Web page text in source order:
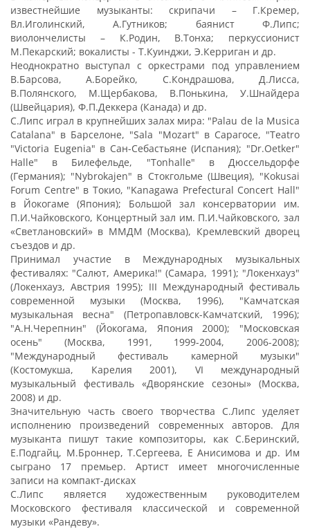
известнейшие музыканты: скрипачи – Г.Кремер,
Вл.Иголинский, А.Гутников; баянист Ф.Липс;
виолончелисты – К.Родин, В.Тонха; перкуссионист
М.Пекарский; вокалисты - Т.Куинджи, Э.Керриган и др.
Неоднократно выступал с оркестрами под управлением
В.Барсова, А.Борейко, С.Кондрашова, Д.Лисса,
В.Полянского, М.Щербакова, В.Понькина, У.Шнайдера
(Швейцария), Ф.П.Деккера (Канада) и др.
С.Липс играл в крупнейших залах мира: "Palau de la Musica
Catalana" в Барселоне, "Sala "Mozart" в Сарагосе, "Teatro
"Victoria Eugenia" в Сан-Себастьяне (Испания); "Dr.Oetker"
Halle" в Билефельде, "Tonhalle" в Дюссельдорфе
(Германия); "Nybrokajen" в Стокгольме (Швеция), "Kokusai
Forum Centre" в Токио, "Kanagawa Prefectural Concert Hall"
в Йокогаме (Япония); Большой зал консерватории им.
П.И.Чайковского, Концертный зал им. П.И.Чайковского, зал
«Светлановский» в ММДМ (Москва), Кремлевский дворец
съездов и др.
Принимал участие в Международных музыкальных
фестивалях: "Салют, Америка!" (Самара, 1991); "Локенхауз"
(Локенхауз, Австрия 1995); III Международный фестиваль
современной музыки (Москва, 1996), "Камчатская
музыкальная весна" (Петропавловск-Камчатский, 1996);
"А.Н.Черепнин" (Йокогама, Япония 2000); "Московская
осень" (Москва, 1991, 1999-2004, 2006-2008);
"Международный фестиваль камерной музыки"
(Костомукша, Карелия 2001), VI международный
музыкальный фестиваль «Дворянские сезоны» (Москва,
2008) и др.
Значительную часть своего творчества С.Липс уделяет
исполнению произведений современных авторов. Для
музыканта пишут такие композиторы, как С.Беринский,
Е.Подгайц, М.Броннер, Т.Сергеева, Е Анисимова и др. Им
сыграно 17 премьер. Артист имеет многочисленные
записи на компакт-дисках
С.Липс является художественным руководителем
Московского фестиваля классической и современной
музыки «Рандеву».